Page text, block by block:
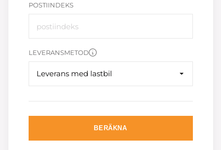
POSTIINDEKS
LEVERANSMETOD
Leverans med lastbil
BERÄKNA